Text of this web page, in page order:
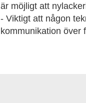
är möjligt att
- Viktigt att någon
kommunikation över